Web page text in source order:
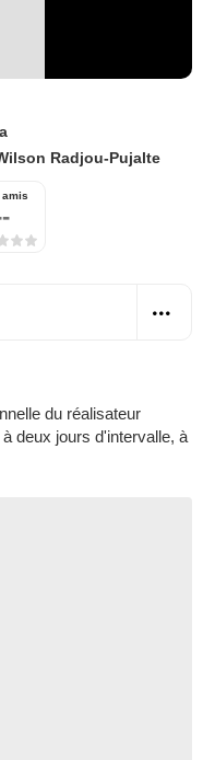
Radjou-Pujalte
amis
du réalisateur
deux jours d'intervalle, à